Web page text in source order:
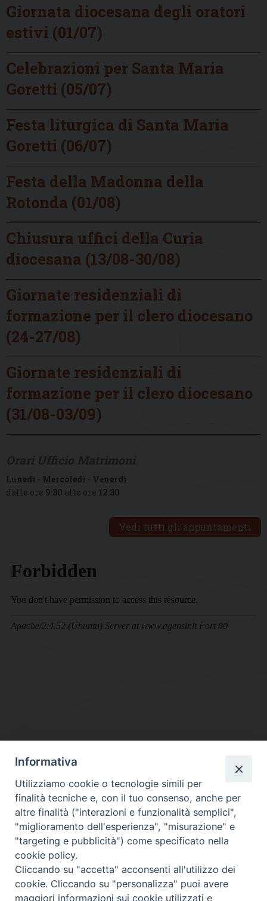
Giornata diocesana degli oratori
estivi (01/07)
Celebrazioni per Santa Maria
Goretti (05/07)
Festa liturgica di Santa Maria
Goretti (06/07)
Festa della Madonna della
Rotonda (01/08)
Chiusura uffici della Curia
diocesana (13/08-30/08)
Giornate residenziali di
formazione per il clero diocesano
(24-27/08)
Giornate residenziali di
formazione per il clero diocesano
(31/08-03/09)
Lunedì - Mercoledì - Venerdì
dalle ore 9:30 alle ore 12:30
Vedi tutti gli appuntamenti
DIOCESI SUBURBICARIA DI ALBANO
Contatti:Tel.: 06.93268401 - Fax.: 06.9323844
E-mail:curia@diocesidialbano.it
Orari: dal Lunedì al Venerdì Ore: 9:00 - 13:00
Lunedì, Mercoledì e Venerdì, Ore 9:30 - 12:30
Informativa
Utilizziamo cookie o tecnologie simili per
finalità tecniche e, con il tuo consenso, anche per
altre finalità ("interazioni e funzionalità semplici",
"miglioramento dell'esperienza", "misurazione" e
"targeting e pubblicità") come specificato nella
cookie policy.
Cliccando su "accetta" acconsenti all'utilizzo dei
cookie. Cliccando su "personalizza" puoi avere
maggiori informazioni sui cookie utilizzati e